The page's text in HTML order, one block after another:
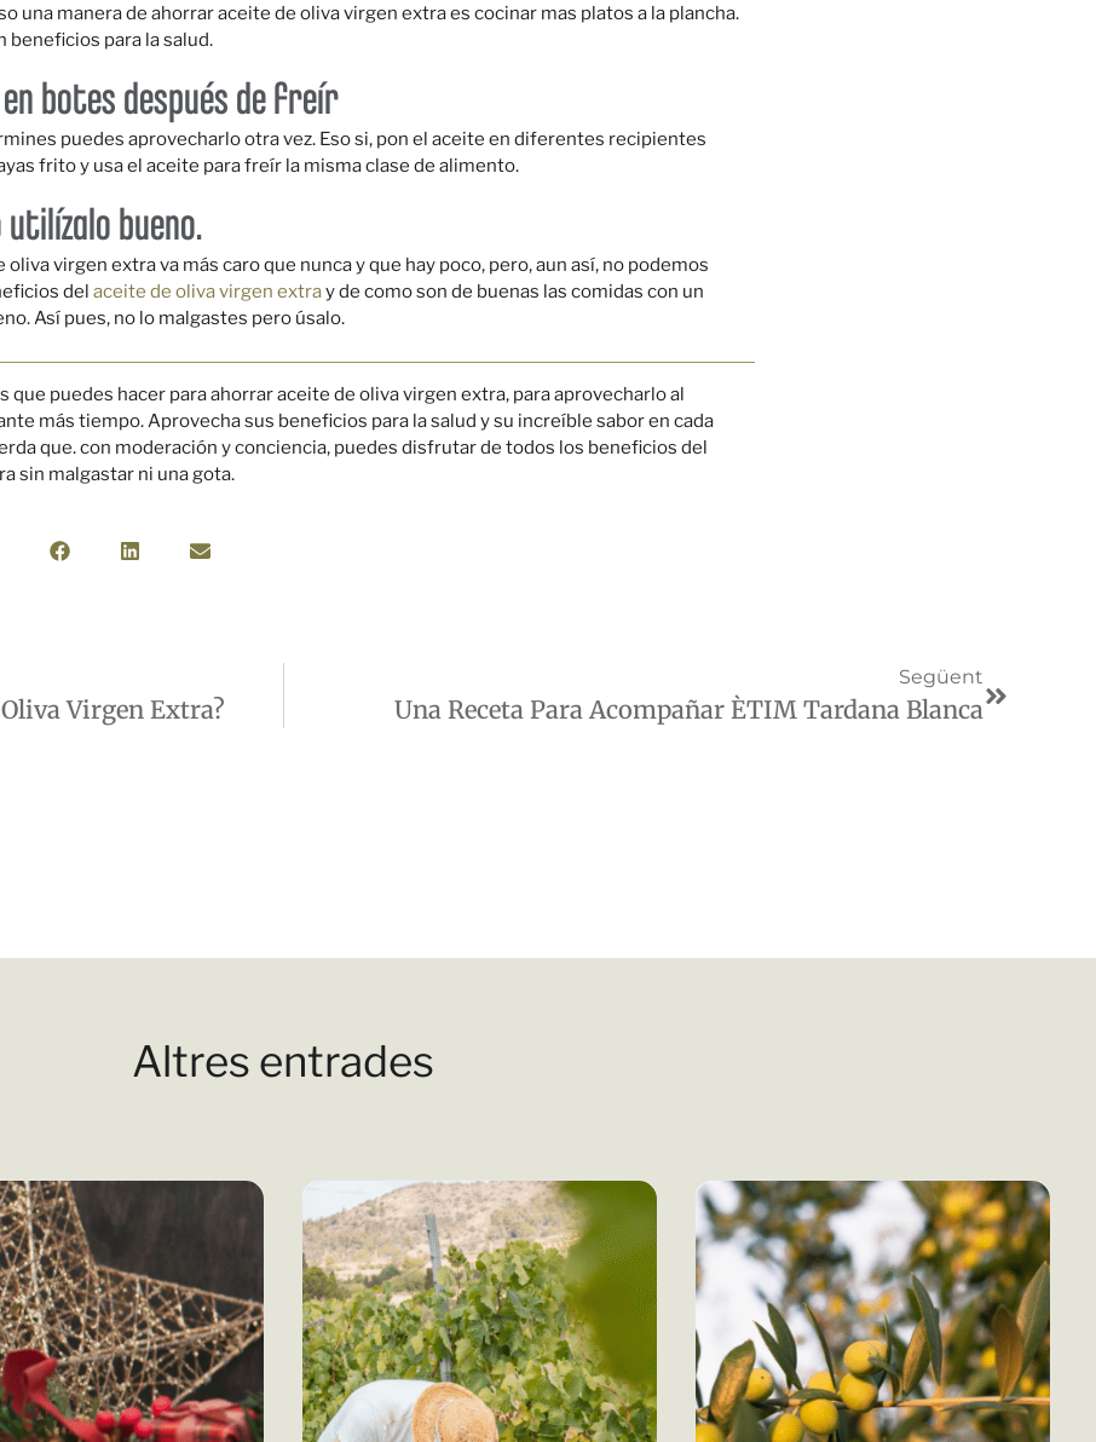
una manera de ahorrar aceite de oliva virgen extra es cocinar mas platos a la plancha.
beneficios para la salud.
botes después de freír
puedes aprovecharlo otra vez. Eso si, pon el aceite en diferentes recipientes
frito y usa el aceite para freír la misma clase de alimento.
bueno.
virgen extra va más caro que nunca y que hay poco, pero, aun así, no podemos
del aceite de oliva virgen extray de como son de buenas las comidas con un
Así pues, no lo malgastes pero úsalo.
que puedes hacer para ahorrar aceite de oliva virgen extra, para aprovecharlo al
más tiempo. Aprovecha sus beneficios para la salud y su increíble sabor en cada
que. con moderación y conciencia, puedes disfrutar de todos los beneficios del
sin malgastar ni una gota.
Virgen Extra?
Següent
Una Receta Para Acompañar ÈTIM Tardana Blanca
Altres entrades